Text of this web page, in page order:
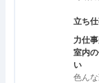
立ち
力仕
室内
い
色ん